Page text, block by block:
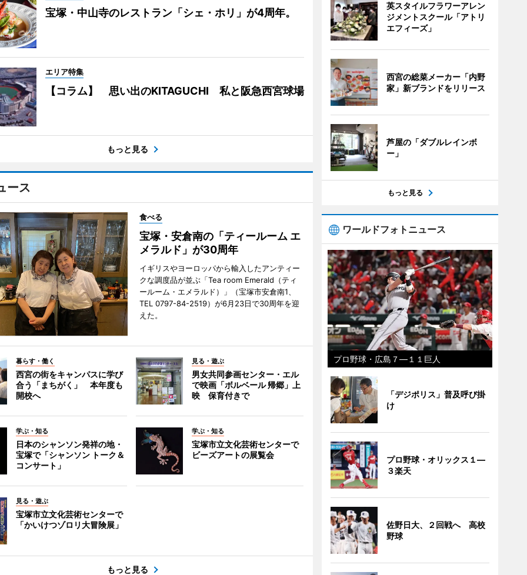
宝塚・中山寺のレストラン「シェ・ホリ」が4周年。
エリア特集
【コラム】 思い出のKITAGUCHI 私と阪急西宮球場
もっと見る
ース
食べる
宝塚・安倉南の「ティールーム エ
メラルド」が30周年
イギリスやヨーロッパから輸入したアンティー
クな調度品が並ぶ「Tea room Emerald（ティ
ールーム・エメラルド）」（宝塚市安倉南1、
TEL 0797-84-2519）が6月23日で30周年を迎
えた。
暮らす・働く
西宮の街をキャンパスに学び
合う「まちがく」 本年度も
開校へ
見る・遊ぶ
男女共同参画センター・エル
で映画「ボルベール 帰郷」上
映 保育付きで
学ぶ・知る
日本のシャンソン発祥の地・
宝塚で「シャンソン トーク＆
コンサート」
学ぶ・知る
宝塚市立文化芸術センターで
ビーズアートの展覧会
見る・遊ぶ
宝塚市立文化芸術センターで
「かいけつゾロリ大冒険展」
もっと見る
英スタイルフラワーアレン
ジメントスクール「アトリ
エフィーズ」
西宮の総菜メーカー「内野
家」新ブランドをリリース
芦屋の「ダブルレインボ
ー」
もっと見る
ワールドフォトニュース
プロ野球・広島７―１１巨人
「デジポリス」普及呼び掛
け
プロ野球・オリックス１―
３楽天
佐野日大、２回戦へ 高校
野球